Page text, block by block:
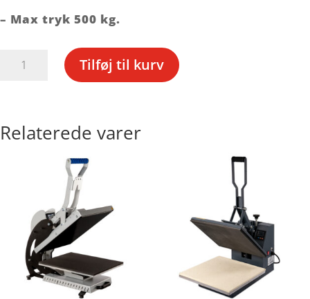
– Max tryk 500 kg.
Bluepress
40
Tilføj til kurv
Relaterede varer